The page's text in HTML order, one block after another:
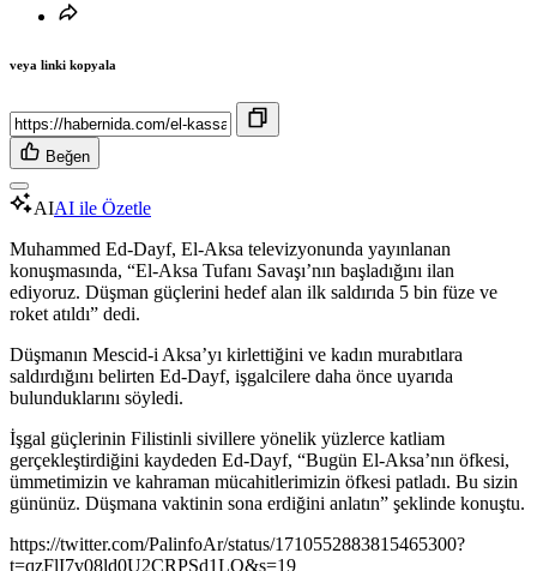
veya linki kopyala
Beğen
AIAI ile Özetle
Muhammed Ed-Dayf, El-Aksa televizyonunda yayınlanan
konuşmasında, “El-Aksa Tufanı Savaşı’nın başladığını ilan
ediyoruz. Düşman güçlerini hedef alan ilk saldırıda 5 bin füze ve
roket atıldı” dedi.
Düşmanın Mescid-i Aksa’yı kirlettiğini ve kadın murabıtlara
saldırdığını belirten Ed-Dayf, işgalcilere daha önce uyarıda
bulunduklarını söyledi.
İşgal güçlerinin Filistinli sivillere yönelik yüzlerce katliam
gerçekleştirdiğini kaydeden Ed-Dayf, “Bugün El-Aksa’nın öfkesi,
ümmetimizin ve kahraman mücahitlerimizin öfkesi patladı. Bu sizin
gününüz. Düşmana vaktinin sona erdiğini anlatın” şeklinde konuştu.
https://twitter.com/PalinfoAr/status/1710552883815465300?
t=qzFlI7v08ld0U2CRPSd1LQ&s=19